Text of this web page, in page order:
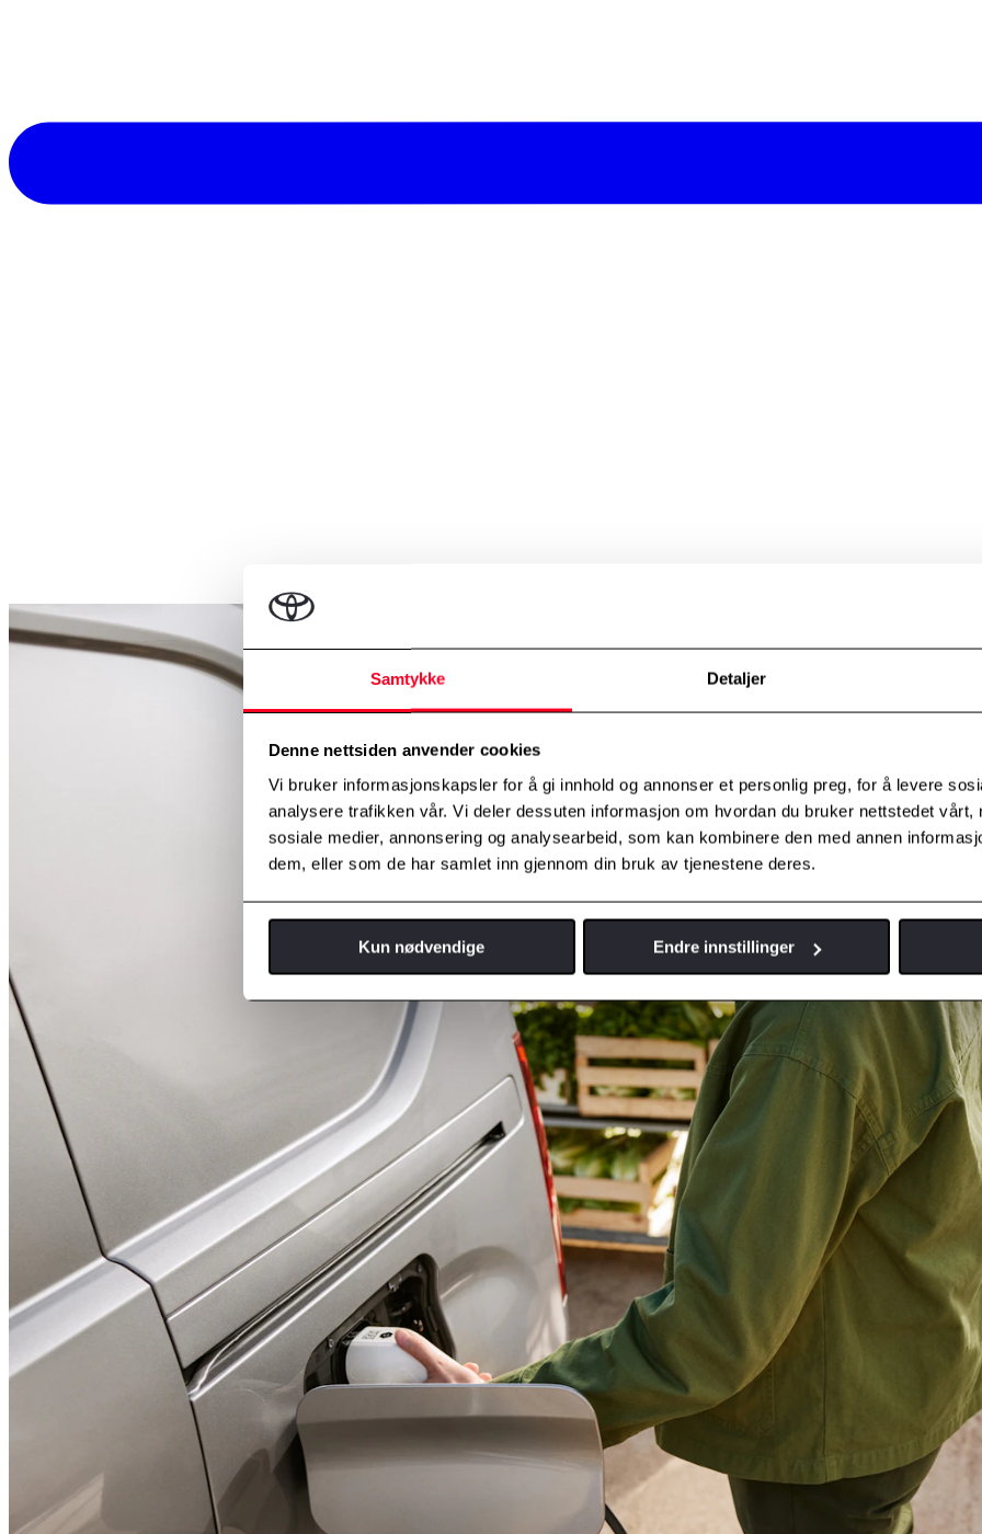
Samtykke Detaljer
Denne nettsiden anvender cookies
Vi bruker informasjonskapsler for å gi innhold og annonser et personlig preg, for å levere
analysere trafikken vår. Vi deler dessuten informasjon om hvordan du bruker nettstedet vårt,
sosiale medier, annonsering og analysearbeid, som kan kombinere den med annen
dem, eller som de har samlet inn gjennom din bruk av tjenestene deres.
Kun nødvendige Endre innstillinger